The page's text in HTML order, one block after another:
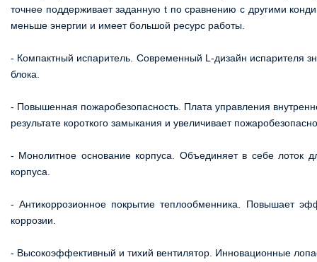
точнее поддерживает заданную t по сравнению с другими
меньше энергии и имеет большой ресурс работы.
- Компактный испаритель. Современный L-дизайн испарителя
блока.
- Повышенная пожаробезопасность. Плата управления
результате короткого замыкания и увеличивает
- Монолитное основание корпуса. Объединяет в себе лоток
корпуса.
- Антикоррозионное покрытие теплообменника. Повышает
коррозии.
- Высокоэффективный и тихий вентилятор. Инновационные